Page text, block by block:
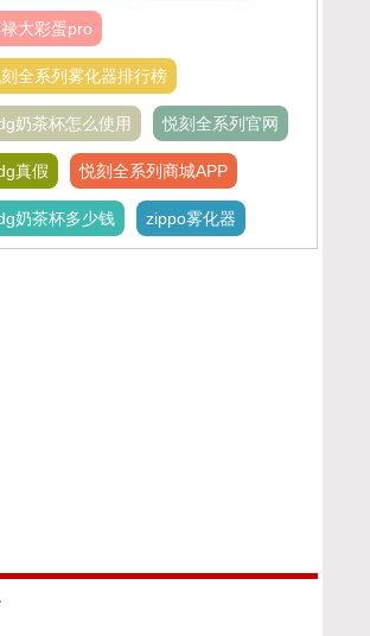
大彩蛋pro
全系列雾化器排行榜
奶茶杯怎么使用 悦刻全系列官网
真假 悦刻全系列商城APP
奶茶杯多少钱 zippo雾化器